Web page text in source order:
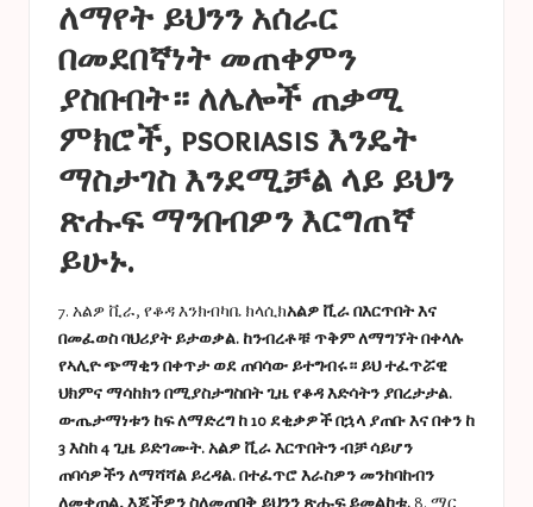
ለማየት ይህንን አሰራር
በመደበኛነት መጠቀምን
ያስቡበት። ለሌሎች ጠቃሚ
ምክሮች, psoriasis እንዴት
ማስታገስ እንደሚቻል ላይ ይህን
ጽሑፍ ማንበብዎን እርግጠኛ
ይሁኑ.
7. አልዎ ቪራ, የቆዳ እንክብካቤ ክላሲክአልዎ ቪራ በእርጥበት እና
በመፈወስ ባህሪያት ይታወቃል. ከንብረቶቹ ጥቅም ለማግኘት በቀላሉ
የኣሊዮ ጭማቂን በቀጥታ ወደ ጠባሳው ይተግብሩ። ይህ ተፈጥሯዊ
ህክምና ማሳከክን በሚያስታግስበት ጊዜ የቆዳ እድሳትን ያበረታታል.
ውጤታማነቱን ከፍ ለማድረግ ከ 10 ደቂቃዎች በኋላ ያጠቡ እና በቀን ከ
3 እስከ 4 ጊዜ ይድገሙት. አልዎ ቪራ እርጥበትን ብቻ ሳይሆን
ጠባሳዎችን ለማሻሻል ይረዳል. በተፈጥሮ እራስዎን መንከባከብን
ለመቀጠል, እጆችዎን ስለመጠበቅ ይህንን ጽሑፍ ይመልከቱ. 8. ማር